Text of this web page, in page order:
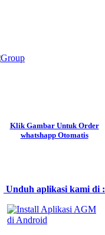
Klik Gambar Untuk Order
whatshapp Otomatis
Unduh aplikasi kami di :